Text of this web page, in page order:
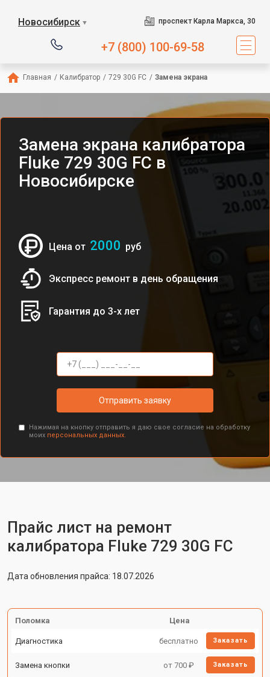
Новосибирск ▼ проспект Карла Маркса, 30
+7 (800) 100-69-58
Главная / Калибратор / 729 30G FC / Замена экрана
Замена экрана калибратора
Fluke 729 30G FC в
Новосибирске
Цена от 2000 руб
Экспресс ремонт в день обращения
Гарантия до 3-х лет
Отправить заявку
Нажимая на кнопку отправить я даю свое согласие на обработку
моих персональных данных.
Прайс лист на ремонт
калибратора Fluke 729 30G FC
Дата обновления прайса: 18.07.2026
Поломка Цена
Диагностика бесплатно Заказать
Замена кнопки от 700 ₽ Заказать